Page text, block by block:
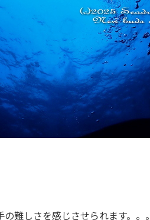
難しさを感じさせられます。。。